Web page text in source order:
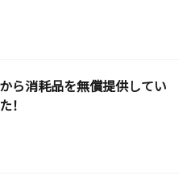
ら消耗品を無償提供してい
！